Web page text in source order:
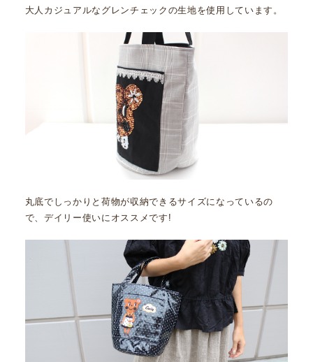
大人カジュアルなグレンチェックの生地を使用しています。
丸底でしっかりと荷物が収納できるサイズになっているの
で、デイリー使いにオススメです!